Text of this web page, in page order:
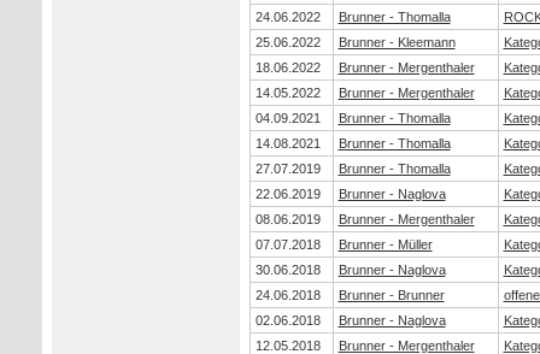
24.06.2022
Brunner - Thomalla
25.06.2022
Brunner - Kleemann
18.06.2022
Brunner - Mergenthaler
14.05.2022
Brunner - Mergenthaler
04.09.2021
Brunner - Thomalla
14.08.2021
Brunner - Thomalla
27.07.2019
Brunner - Thomalla
22.06.2019
Brunner - Naglova
08.06.2019
Brunner - Mergenthaler
07.07.2018
Brunner - Müller
30.06.2018
Brunner - Naglova
24.06.2018
Brunner - Brunner
02.06.2018
Brunner - Naglova
12.05.2018
Brunner - Mergenthaler